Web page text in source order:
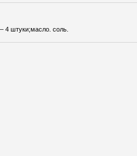
4 штуки;масло. соль.